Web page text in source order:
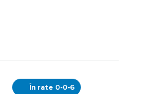
În rate 0-0-6